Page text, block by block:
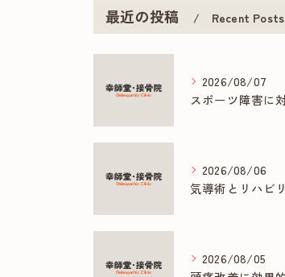
最近の投稿 Recent Posts
2026/08/07
2026/08/06
2026/08/05